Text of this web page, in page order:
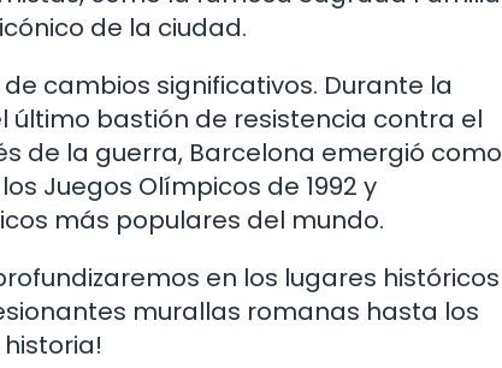
de la ciudad.
cambios significativos. Durante la
último bastión de resistencia contra el
de la guerra, Barcelona emergió como
Juegos Olímpicos de 1992 y
más populares del mundo.
en los lugares históricos
murallas romanas hasta los